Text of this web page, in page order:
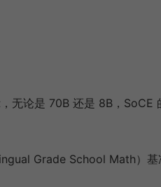
无论是 70B 还是 8B，SoCE
Grade School Math）基